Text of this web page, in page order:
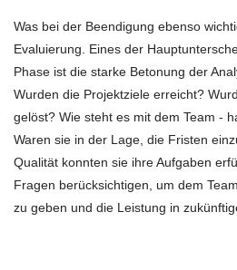
Was bei der Beendigung ebenso
Evaluierung. Eines der
Phase ist die starke Betonung der
Wurden die Projektziele erreicht?
gelöst? Wie steht es mit dem Team -
Waren sie in der Lage, die Fristen
Qualität konnten sie ihre Aufgaben
Fragen berücksichtigen, um dem
zu geben und die Leistung in